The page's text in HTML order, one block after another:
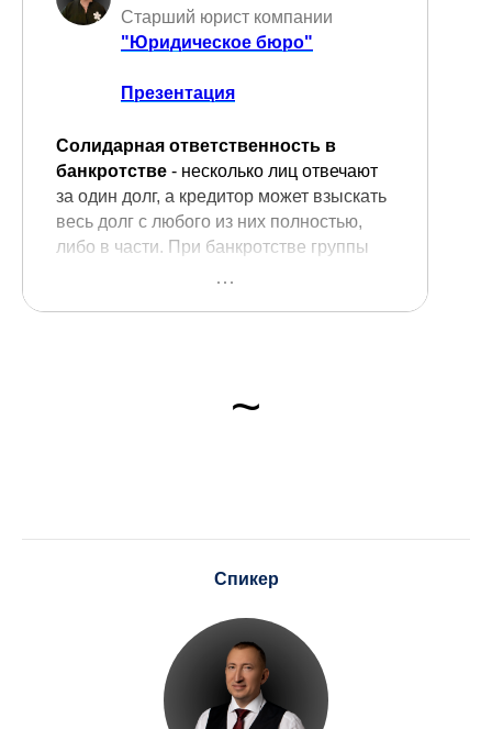
Старший юрист компании
"Юридическое бюро"
Презентация
Солидарная ответственность в
банкротстве - несколько лиц отвечают
за один долг, а кредитор может взыскать
весь долг с любого из них полностью,
либо в части. При банкротстве группы
~
Спикер